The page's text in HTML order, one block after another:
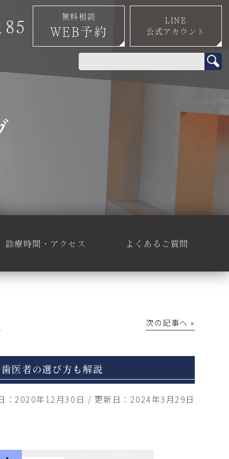
無料相談
WEB予約
LINE
公式アカウント
診療時間・アクセス よくあるご質問
次の記事へ »
医者の選び方も解説
：2020年12月30日 / 更新日： 2024年3月29日